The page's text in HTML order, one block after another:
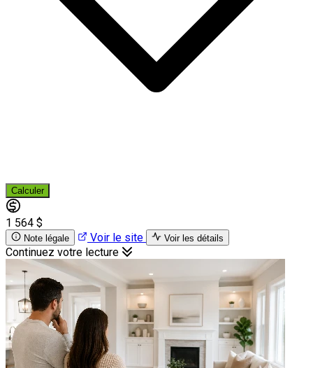
Calculer
1 564 $
Note légale Voir le site Voir les détails
Continuez votre lecture